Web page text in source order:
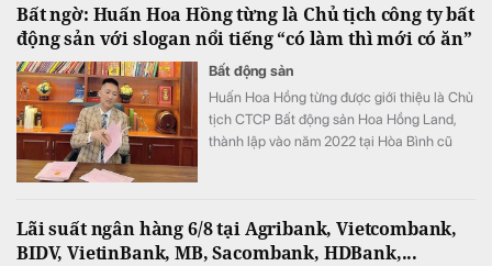
Bất ngờ: Huấn Hoa Hồng từng là Chủ tịch công ty bất
động sản với slogan nổi tiếng “có làm thì mới có ăn”
Bất động sản
Huấn Hoa Hồng từng được giới thiệu là Chủ
tịch CTCP Bất động sản Hoa Hồng Land,
thành lập vào năm 2022 tại Hòa Bình cũ
Lãi suất ngân hàng 6/8 tại Agribank, Vietcombank,
BIDV, VietinBank, MB, Sacombank, HDBank,...